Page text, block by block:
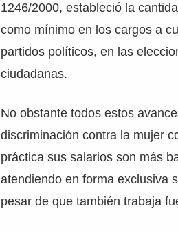
1246/2000, estableció la
como mínimo en los cargos a
partidos políticos, en las
ciudadanas.
No obstante todos estos
discriminación contra la mujer
práctica sus salarios son más
atendiendo en forma exclusiva
pesar de que también trabaja